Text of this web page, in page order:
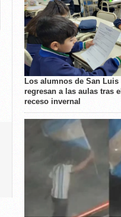
Los alumnos de San Luis
regresan a las aulas tras el
receso invernal